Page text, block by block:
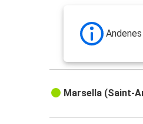
Marsella (Saint-